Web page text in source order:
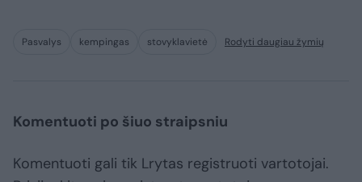
Pasvalys kempingas stovyklavietė Rodyti daugiau žymių
Komentuoti po šiuo straipsniu
Komentuoti gali tik Lrytas registruoti vartotojai.